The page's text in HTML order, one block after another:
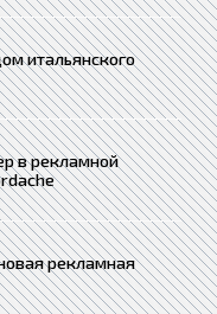
итальянского
в рекламной
рекламная